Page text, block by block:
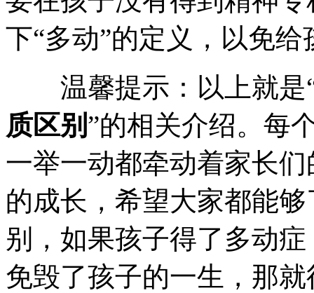
下“多动”的定义，以免
温馨提示：以上就是
质区别 ”的相关介绍。每
一举一动都牵动着家长
的成长，希望大家都能
别，如果孩子得了多动
免毁了孩子的一生，那